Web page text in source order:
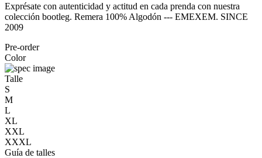
Exprésate con autenticidad y actitud en cada prenda con nuestra
colección bootleg. Remera 100% Algodón --- EMEXEM. SINCE
2009
Pre-order
Color
Talle
S
M
L
XL
XXL
XXXL
Guía de talles